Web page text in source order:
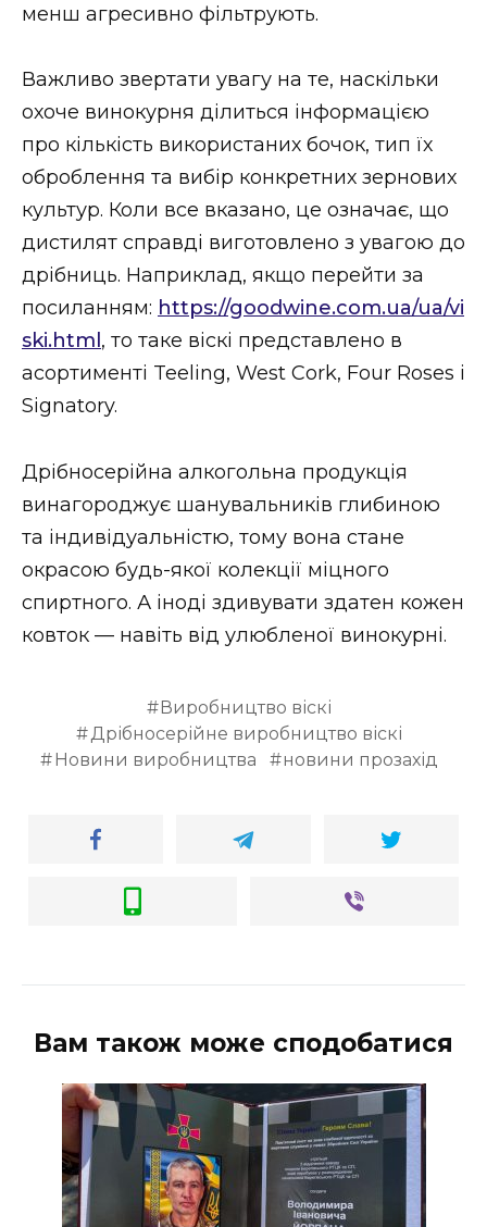
менш агресивно фільтрують.
Важливо звертати увагу на те, наскільки
охоче винокурня ділиться інформацією
про кількість використаних бочок, тип їх
оброблення та вибір конкретних зернових
культур. Коли все вказано, це означає, що
дистилят справді виготовлено з увагою до
дрібниць. Наприклад, якщо перейти за
посиланням: https://goodwine.com.ua/ua/vi
ski.html , то таке віскі представлено в
асортименті Teeling, West Cork, Four Roses і
Signatory.
Дрібносерійна алкогольна продукція
винагороджує шанувальників глибиною
та індивідуальністю, тому вона стане
окрасою будь-якої колекції міцного
спиртного. А іноді здивувати здатен кожен
ковток — навіть від улюбленої винокурні.
Виробництво віскі
Дрібносерійне виробництво віскі
Новини виробництва
новини прозахід
Вам також може сподобатися